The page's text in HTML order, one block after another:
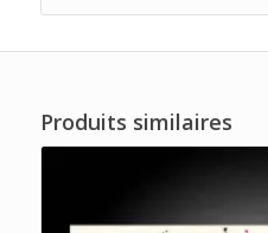
Produits similaires